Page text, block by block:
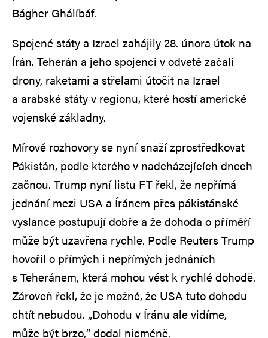
Bágher Ghálíbáf.
Spojené státy a Izrael zahájily 28. února útok na
Írán. Teherán a jeho spojenci v odvetě začali
drony, raketami a střelami útočit na Izrael
a arabské státy v regionu, které hostí americké
vojenské základny.
Mírové rozhovory se nyní snaží zprostředkovat
Pákistán, podle kterého v nadcházejících dnech
začnou. Trump nyní listu FT řekl, že nepřímá
jednání mezi USA a Íránem přes pákistánské
vyslance postupují dobře a že dohoda o příměří
může být uzavřena rychle. Podle Reuters Trump
hovořil o přímých i nepřímých jednáních
s Teheránem, která mohou vést k rychlé dohodě.
Zároveň řekl, že je možné, že USA tuto dohodu
chtít nebudou. „Dohodu v Íránu ale vidíme,
může být brzo,“ dodal nicméně.